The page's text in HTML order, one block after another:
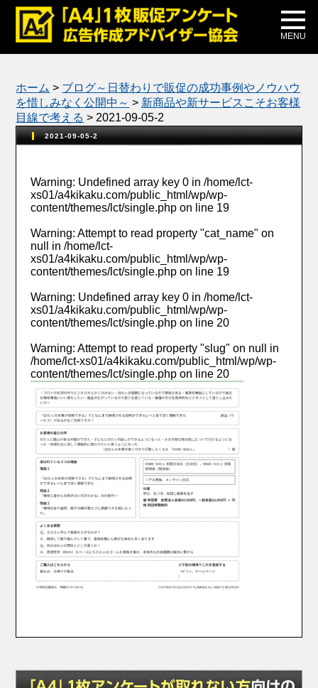
MENU
メディア掲載
公式ブログ
ホーム > ブログ～日替わりで販促の成功事例やノウハウ
を惜しみなく公開中～ > 新商品や新サービスこそお客様
目線で考える > 2021-09-05-2
2021-09-05-2
Warning: Undefined array key 0 in/home/lct-
xs01/a4kikaku.com/public_html/wp/wp-
content/themes/lct/single.php on line 19
Warning: Attempt to read property "cat_name" on
null in/home/lct-
xs01/a4kikaku.com/public_html/wp/wp-
content/themes/lct/single.php on line 19
Warning: Undefined array key 0 in/home/lct-
xs01/a4kikaku.com/public_html/wp/wp-
content/themes/lct/single.php on line 20
Warning: Attempt to read property "slug" on null in
/home/lct-xs01/a4kikaku.com/public_html/wp/wp-
content/themes/lct/single.php on line 20